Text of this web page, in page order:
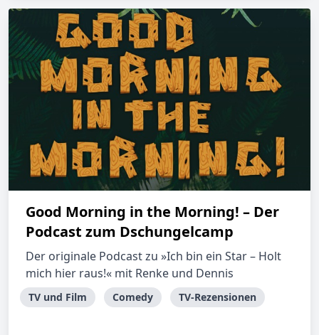
Good Morning in the Morning! – Der
Podcast zum Dschungelcamp
Der originale Podcast zu »Ich bin ein Star – Holt
mich hier raus!« mit Renke und Dennis
TV und Film Comedy TV-Rezensionen